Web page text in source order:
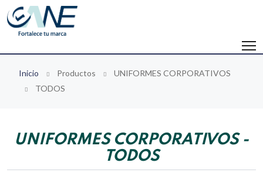
Inicio Productos
UNIFORMES CORPORATIVOS
TODOS
UNIFORMES CORPORATIVOS -
TODOS